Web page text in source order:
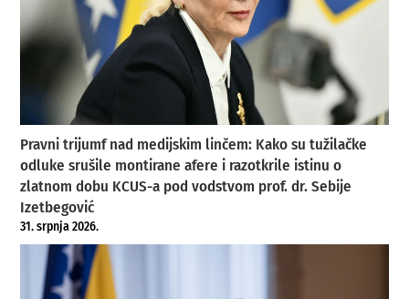
Pravni trijumf nad medijskim linčem: Kako su tužilačke
odluke srušile montirane afere i razotkrile istinu o
zlatnom dobu KCUS-a pod vodstvom prof. dr. Sebije
Izetbegović
31. srpnja 2026.